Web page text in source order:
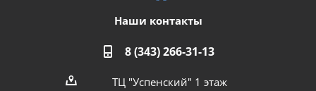
Наши контакты
8 (343) 266-31-13
ТЦ "Успенский" 1 этаж